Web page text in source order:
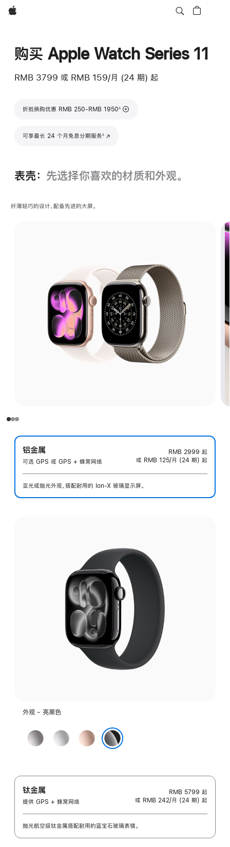
Apple
购买 Apple Watch Series 11
RMB 3799 或 RMB 159/月 (24 期) 起
折抵换购优惠 RMB 250-RMB 1950
脚注
∆
可享最长 24 个月免息分期服务◊
(在新窗口中打开)
表壳： 先选择你喜欢的材质和外观。
纤薄轻巧的设计，配备先进的大屏。
铝金属
可选 GPS 或 GPS + 蜂窝网络
RMB 2999 起
或 RMB 125/月 (24 期) 起
亚光或抛光外观，搭配耐用的 Ion-X 玻璃显示屏。
外观 - 亮黑色
深
空
色
银
玫
瑰
色
钛金属
提供 GPS + 蜂窝网络
RMB 5799 起
或 RMB 242/月 (24 期) 起
抛光航空级钛金属搭配耐用的蓝宝石玻璃表镜。